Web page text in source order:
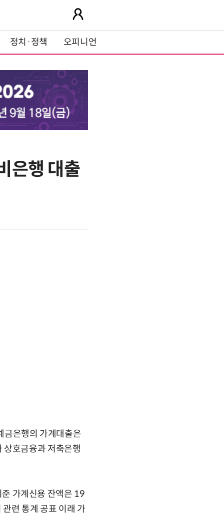
정치·정책 오피니언
은행 대출
금은행의 가계대출은
상호금융과 저축은행
가계신용 잔액은 19
련 통계 공표 이래 가